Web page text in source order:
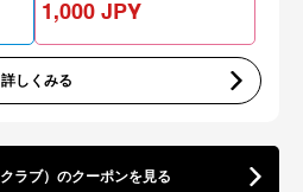
1,000 JPY
詳しくみる
ラブ）のクーポンを見る